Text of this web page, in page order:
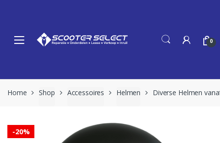
0
Home Shop Accessoires Helmen Diverse Helmen
-20%